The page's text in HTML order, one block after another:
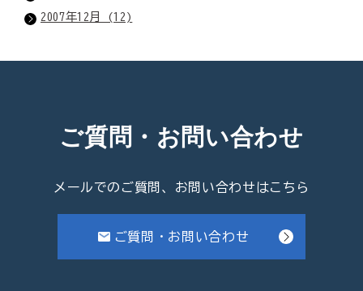
2007年12月 (12)
ご質問・お問い合わせ
メールでのご質問、お問い合わせはこちら
ご質問・お問い合わせ